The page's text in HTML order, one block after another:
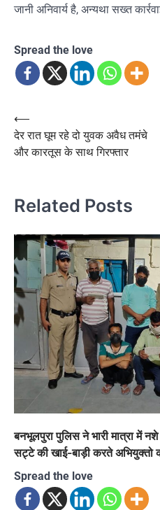
जानी अनिवार्य है, अन्यथा सख्त
Spread the love
Post
navigation
⟵
देर रात घूम रहे दो युवक अवैध तमंचे
और कारतूस के साथ गिरफ्तार
Related Posts
बनभूलपुरा पुलिस ने भारी मात्रा में
सट्टे की खाई-बाड़ी करते अभियुक्तो
Spread the love